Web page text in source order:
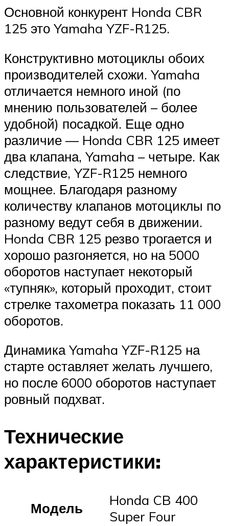
Основной конкурент Honda CBR
125 это Yamaha YZF-R125.
Конструктивно мотоциклы обоих
производителей схожи. Yamaha
отличается немного иной (по
мнению пользователей – более
удобной) посадкой. Еще одно
различие — Honda CBR 125 имеет
два клапана, Yamaha – четыре. Как
следствие, YZF-R125 немного
мощнее. Благодаря разному
количеству клапанов мотоциклы по
разному ведут себя в движении.
Honda CBR 125 резво трогается и
хорошо разгоняется, но на 5000
оборотов наступает некоторый
«тупняк», который проходит, стоит
стрелке тахометра показать 11 000
оборотов.
Динамика Yamaha YZF-R125 на
старте оставляет желать лучшего,
но после 6000 оборотов наступает
ровный подхват.
Технические
характеристики:
Модель
Honda CB 400
Super Four